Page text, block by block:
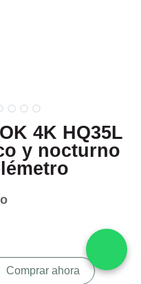
4K HQ35L
y nocturno
Comprar ahora